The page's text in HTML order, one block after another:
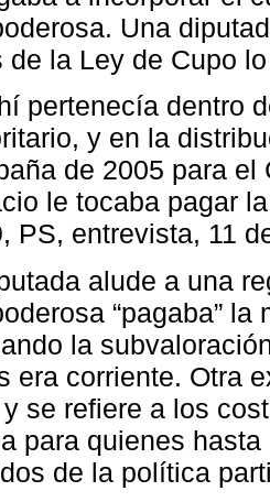
Una
de la Ley de Cupo
pertenecía dentro
y en la
de 2005 para
le tocaba pagar
PS, entrevista, 11
alude a una
“pagaba”
la
era corriente. Otra
se refiere a los
para quienes
de la política